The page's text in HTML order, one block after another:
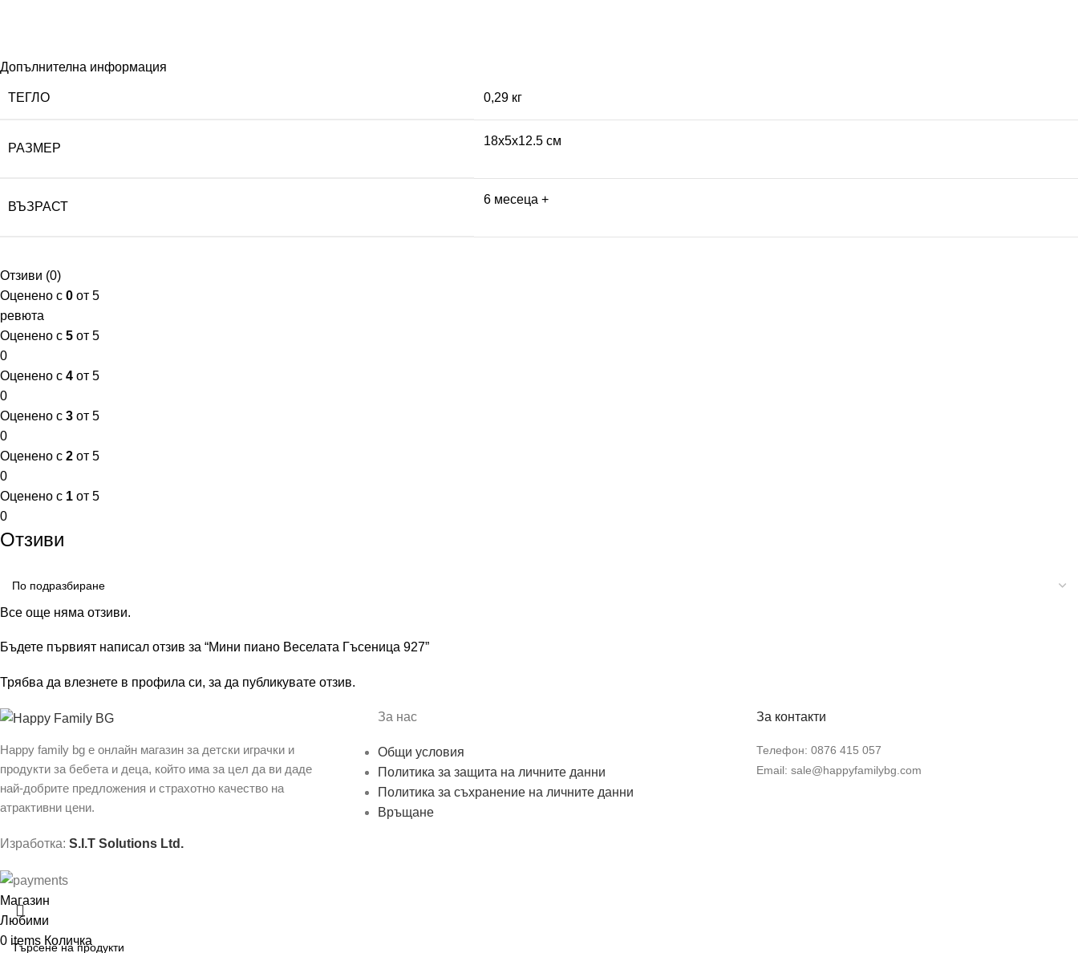
Допълнителна информация
ТЕГЛО 0,29 кг
РАЗМЕР
18x5x12.5 см
ВЪЗРАСТ
6 месеца +
Отзиви (0)
Оценено с 0 от 5
ревюта
Оценено с 5 от 5
0
Оценено с 4 от 5
0
Оценено с 3 от 5
0
Оценено с 2 от 5
0
Оценено с 1 от 5
0
Отзиви
Все още няма отзиви.
Бъдете първият написал отзив за “Мини пиано Веселата Гъсеница 927”
Трябва да влезнете в профила си, за да публикувате отзив.
Happy family bg е онлайн магазин за детски играчки и
продукти за бебета и деца, който има за цел да ви даде
най-добрите предложения и страхотно качество на
атрактивни цени.
За нас
Общи условия
Политика за защита на личните данни
Политика за съхранение на личните данни
Връщане
За контакти
Телефон: 0876 415 057
Email: sale@happyfamilybg.com
Изработка: S.I.T Solutions Ltd.
Магазин
Любими
0 items Количка